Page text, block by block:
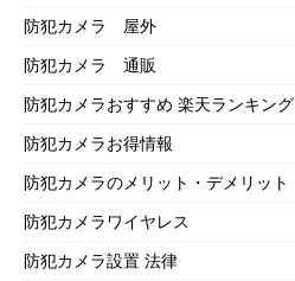
防犯カメラ 屋外
防犯カメラ 通販
防犯カメラおすすめ 楽天ランキング
防犯カメラお得情報
防犯カメラのメリット・デメリット
防犯カメラワイヤレス
防犯カメラ設置 法律